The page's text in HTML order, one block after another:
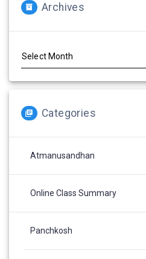
Archives
Categories
Atmanusandhan
Online Class Summary
Panchkosh